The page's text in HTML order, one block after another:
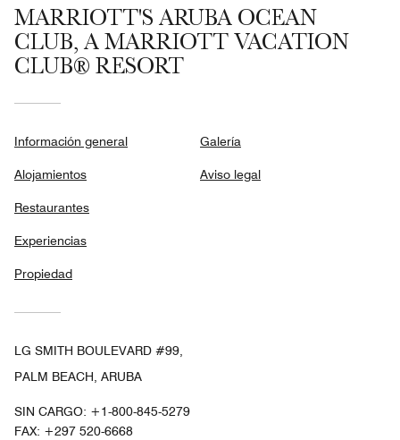
MARRIOTT'S ARUBA OCEAN
CLUB, A MARRIOTT VACATION
CLUB® RESORT
Información general
Alojamientos
Restaurantes
Experiencias
Propiedad
Galería
Aviso legal
LG SMITH BOULEVARD #99,
PALM BEACH, ARUBA
SIN CARGO: +1-800-845-5279
FAX: +297 520-6668